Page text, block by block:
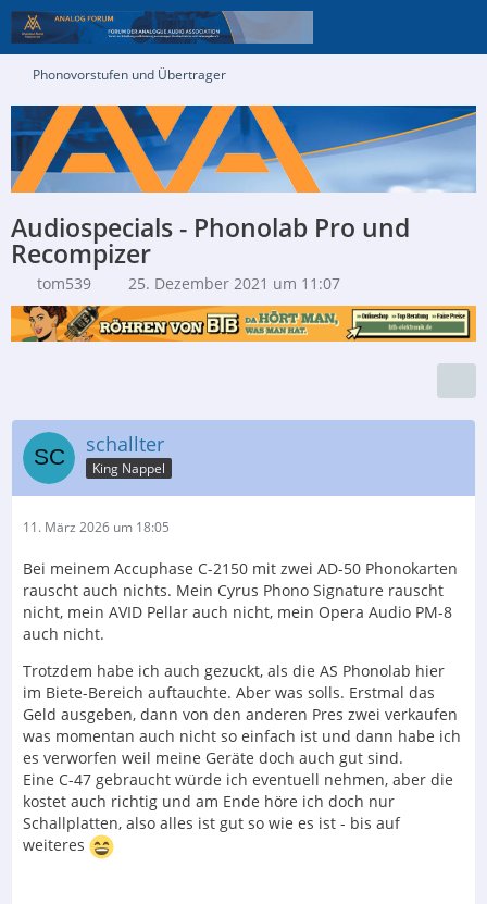
Phonovorstufen und Übertrager
Audiospecials - Phonolab Pro und
Recompizer
tom539 25. Dezember 2021 um 11:07
schallter
King Nappel
11. März 2026 um 18:05
Bei meinem Accuphase C-2150 mit zwei AD-50 Phonokarten
rauscht auch nichts. Mein Cyrus Phono Signature rauscht
nicht, mein AVID Pellar auch nicht, mein Opera Audio PM-8
auch nicht.
Trotzdem habe ich auch gezuckt, als die AS Phonolab hier
im Biete-Bereich auftauchte. Aber was solls. Erstmal das
Geld ausgeben, dann von den anderen Pres zwei verkaufen
was momentan auch nicht so einfach ist und dann habe ich
es verworfen weil meine Geräte doch auch gut sind.
Eine C-47 gebraucht würde ich eventuell nehmen, aber die
kostet auch richtig und am Ende höre ich doch nur
Schallplatten, also alles ist gut so wie es ist - bis auf
weiteres